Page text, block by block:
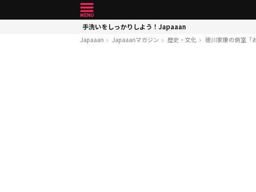
手洗いをしっかりしよう！Japaaan
Japaaan Japaaanマガジン 歴史・文化 徳川家康の側室「